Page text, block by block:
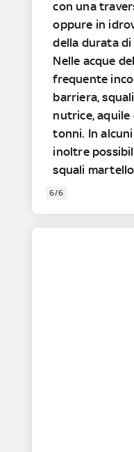
con una
oppure in
della durata
Nelle acque
frequente
barriera,
nutrice, aquile
tonni. In
inoltre
squali
6/6